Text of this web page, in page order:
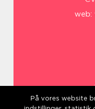
web:
På vores website